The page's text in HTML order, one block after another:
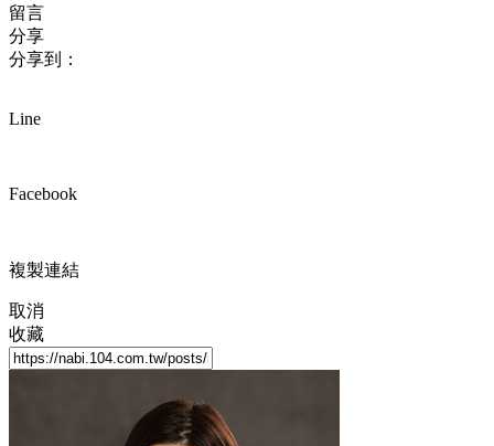
留言
分享
分享到：
Line
Facebook
複製連結
取消
收藏